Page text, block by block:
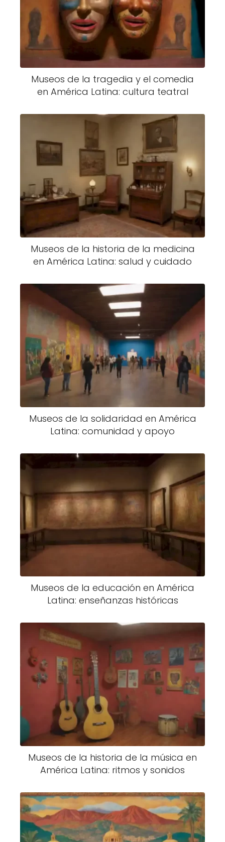
Museos de la tragedia y el comedia
en América Latina: cultura teatral
Museos de la historia de la medicina
en América Latina: salud y cuidado
Museos de la solidaridad en América
Latina: comunidad y apoyo
Museos de la educación en América
Latina: enseñanzas históricas
Museos de la historia de la música en
América Latina: ritmos y sonidos